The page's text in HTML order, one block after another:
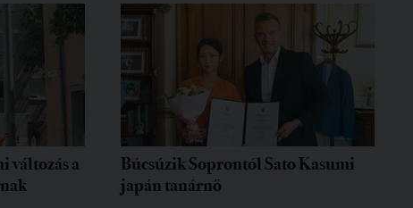
változás a
Búcsúzik Soprontól Sato Kasumi
japán tanárnő